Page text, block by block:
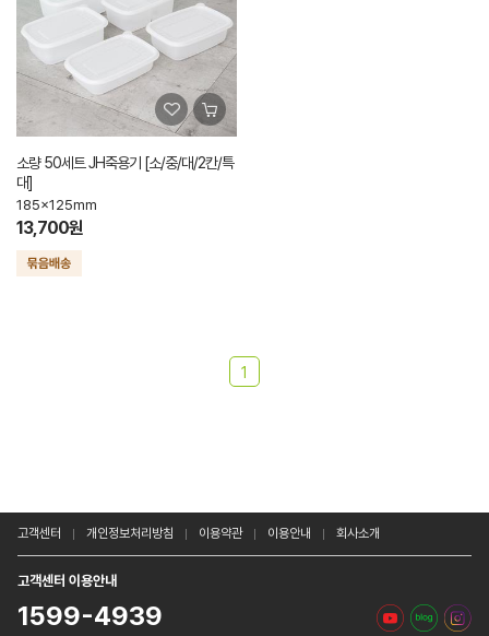
소량 50세트 JH죽용기 [소/중/대/2칸/특
대]
185x125mm
13,700원
1
고객센터 개인정보처리방침 이용약관 이용안내 회사소개
고객센터 이용안내
1599-4939